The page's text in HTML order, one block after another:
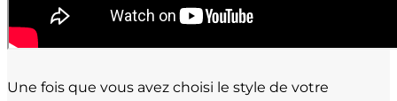
Une fois que vous avez choisi le style de votre